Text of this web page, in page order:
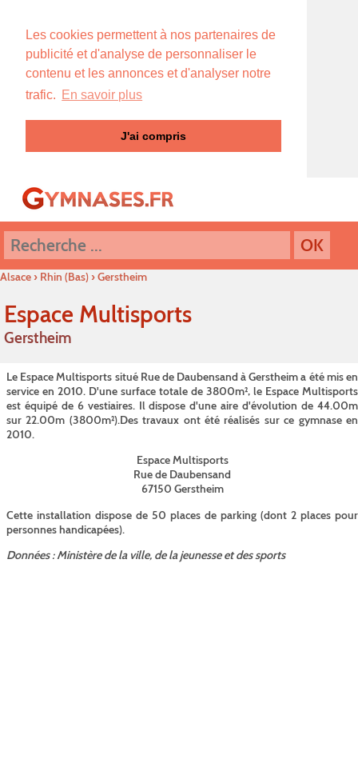
Les cookies permettent à nos partenaires de
publicité et d'analyse de personnaliser le
contenu et les annonces et d'analyser notre
trafic. En savoir plus
J'ai compris
Alsace› Rhin (Bas)›Gerstheim
Espace Multisports
Gerstheim
Le Espace Multisports situé Rue de Daubensand à Gerstheim a été mis en
service en 2010. D'une surface totale de 3800m², le Espace Multisports
est équipé de 6 vestiaires. Il dispose d'une aire d'évolution de 44.00m
sur 22.00m (3800m²).Des travaux ont été réalisés sur ce gymnase en
2010.
Espace Multisports
Rue de Daubensand
67150 Gerstheim
Cette installation dispose de 50 places de parking (dont 2 places pour
personnes handicapées).
Données : Ministère de la ville, de la jeunesse et des sports